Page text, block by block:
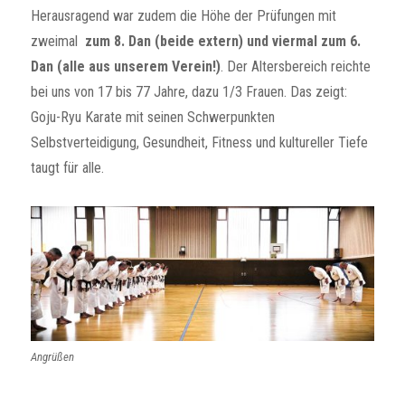
Herausragend war zudem die Höhe der Prüfungen mit
zweimal zum 8. Dan (beide extern) und viermal zum 6.
Dan (alle aus unserem Verein!) . Der Altersbereich reichte
bei uns von 17 bis 77 Jahre, dazu 1/3 Frauen. Das zeigt:
Goju-Ryu Karate mit seinen Schwerpunkten
Selbstverteidigung, Gesundheit, Fitness und kultureller Tiefe
taugt für alle.
Angrüßen